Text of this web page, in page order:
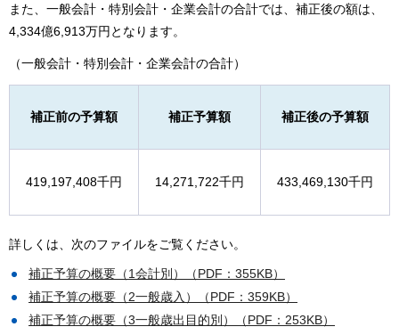
また、一般会計・特別会計・企業会計の合計では、補正後の額は、
4,334億6,913万円となります。
（一般会計・特別会計・企業会計の合計）
補正前の予算額 補正予算額 補正後の予算額
419,197,408千円 14,271,722千円 433,469,130千円
詳しくは、次のファイルをご覧ください。
補正予算の概要（1会計別）（PDF：355KB）
補正予算の概要（2一般歳入）（PDF：359KB）
補正予算の概要（3一般歳出目的別）（PDF：253KB）